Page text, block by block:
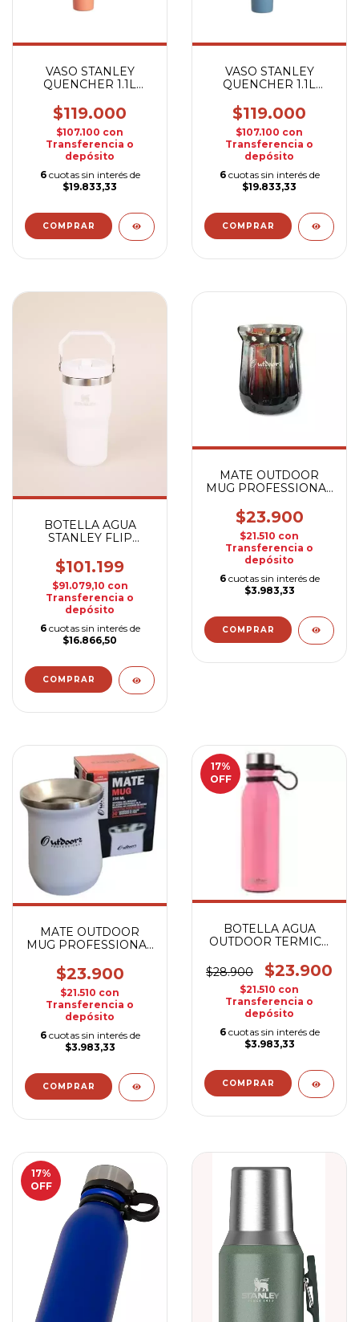
VASO STANLEY
QUENCHER 1.1L
$119.000
$107.100 con
Transferencia o
depósito
6 cuotas sin interés de
$19.833,33
VASO STANLEY
QUENCHER 1.1L
$119.000
$107.100 con
Transferencia o
depósito
6 cuotas sin interés de
$19.833,33
BOTELLA AGUA
STANLEY FLIP
$101.199
$91.079,10 con
Transferencia o
depósito
6 cuotas sin interés de
$16.866,50
MATE OUTDOOR
MUG PROFESSIONAL
$23.900
$21.510 con
Transferencia o
depósito
6 cuotas sin interés de
$3.983,33
MATE OUTDOOR
MUG PROFESSIONAL
$23.900
$21.510 con
Transferencia o
depósito
6 cuotas sin interés de
$3.983,33
17%
OFF
BOTELLA AGUA
OUTDOOR TERMICA
$28.900
$23.900
$21.510 con
Transferencia o
depósito
6 cuotas sin interés de
$3.983,33
17%
OFF